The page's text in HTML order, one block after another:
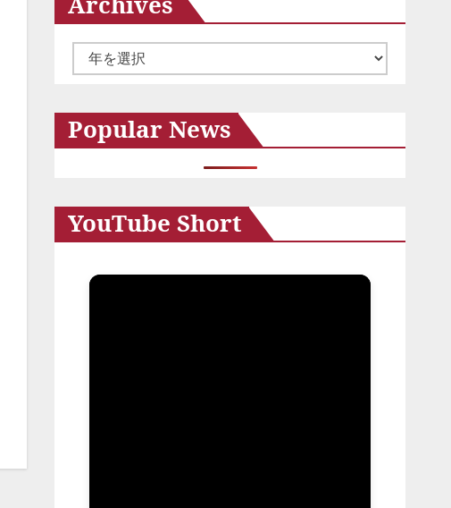
ー
イ
ブ
Popular News
YouTube Short